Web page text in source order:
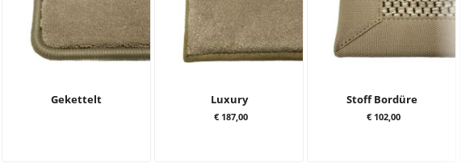
Gekettelt Luxury
€ 187,00
Stoff Bordüre
€ 102,00